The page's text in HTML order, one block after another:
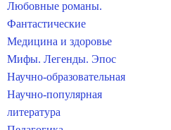
Любовные романы.
Фантастические
Медицина и здоровье
Мифы. Легенды. Эпос
Научно-образовательная
Научно-популярная
литература